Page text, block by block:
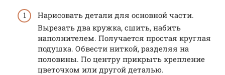
Нарисовать детали для основной части.
Вырезать два кружка, сшить, набить
наполнителем. Получается простая круглая
подушка. Обвести ниткой, разделяя на
половины. По центру прикрыть крепление
цветочком или другой деталью.